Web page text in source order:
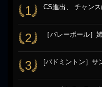
1 CS進出、 チャンス
2 ［バレーボール］
3 [バドミントン］サ